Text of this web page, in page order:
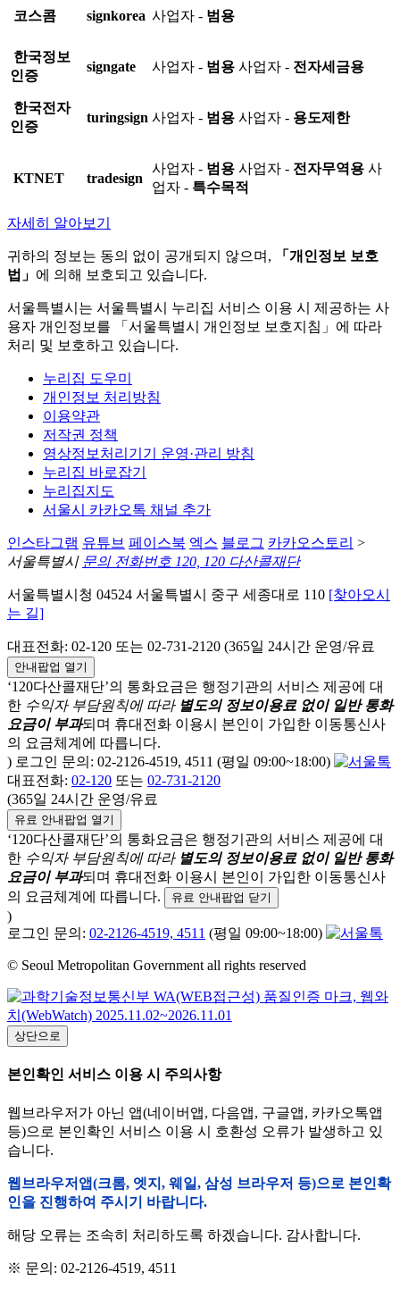
코스콤 signkorea 사업자 - 범용
한국정보
인증
signgate 사업자 - 범용 사업자 - 전자세금용
한국전자
인증
turingsign 사업자 - 범용 사업자 - 용도제한
KTNET tradesign
사업자 - 범용 사업자 - 전자무역용 사
업자 - 특수목적
자세히 알아보기
귀하의 정보는 동의 없이 공개되지 않으며,
「개인정보 보호
법」 에 의해 보호되고 있습니다.
서울특별시는 서울특별시 누리집 서비스 이용 시 제공하는 사
용자 개인정보를 「서울특별시 개인정보 보호지침」에 따라
처리 및 보호하고 있습니다.
누리집 도우미
개인정보 처리방침
이용약관
저작권 정책
영상정보처리기기 운영·관리 방침
누리집 바로잡기
누리집지도
서울시 카카오톡 채널 추가
인스타그램 유튜브 페이스북 엑스 블로그 카카오스토리 >
서울특별시 문의 전화번호 120, 120 다산콜재단
서울특별시청 04524 서울특별시 중구 세종대로 110 [찾아오시
는 길]
대표전화: 02-120 또는 02-731-2120 (365일 24시간 운영/유료
안내팝업 열기
‘120다산콜재단’의 통화요금은 행정기관의 서비스 제공에 대
한 수익자 부담원칙에 따라 별도의 정보이용료 없이 일반 통화
요금이 부과되며 휴대전화 이용시 본인이 가입한 이동통신사
의 요금체계에 따릅니다.
) 로그인 문의: 02-2126-4519, 4511 (평일 09:00~18:00)
대표전화: 02-120 또는 02-731-2120
(365일 24시간 운영/유료
유료 안내팝업 열기
‘120다산콜재단’의 통화요금은 행정기관의 서비스 제공에 대
한 수익자 부담원칙에 따라 별도의 정보이용료 없이 일반 통화
요금이 부과되며 휴대전화 이용시 본인이 가입한 이동통신사
의 요금체계에 따릅니다.
유료 안내팝업 닫기
)
로그인 문의: 02-2126-4519, 4511 (평일 09:00~18:00)
© Seoul Metropolitan Government all rights reserved
상단으로
본인확인 서비스 이용 시 주의사항
웹브라우저가 아닌 앱(네이버앱, 다음앱, 구글앱, 카카오톡앱
등)으로 본인확인 서비스 이용 시 호환성 오류가 발생하고 있
습니다.
웹브라우저앱(크롬, 엣지, 웨일, 삼성 브라우저 등)으로 본인확
인을 진행하여 주시기 바랍니다.
해당 오류는 조속히 처리하도록 하겠습니다. 감사합니다.
※ 문의: 02-2126-4519, 4511